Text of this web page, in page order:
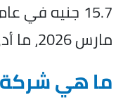
مارس 2026، ما أدى إلى زيادة الأعباء التمويلية.
ما هي شركة